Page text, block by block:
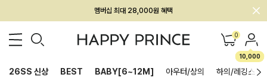
멤버십 최대 28,000원 혜택
0
10,000
26SS 신상 BEST BABY[6~12M] 아우터/상의 하의/레깅스